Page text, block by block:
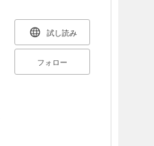
試し読み
フォロー